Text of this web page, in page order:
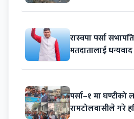
रास्वपा पर्सा
मतदातालाई धन्यवाद
पर्सा–१ मा घण्टीको
रामटोलवासीले गरे